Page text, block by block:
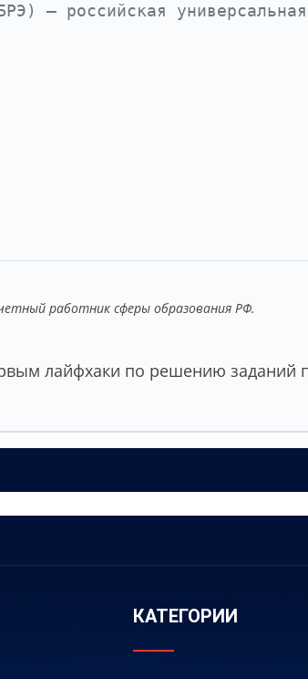
— российская
работник сферы образования РФ.
лайфхаки по решению заданий
КАТЕГОРИИ